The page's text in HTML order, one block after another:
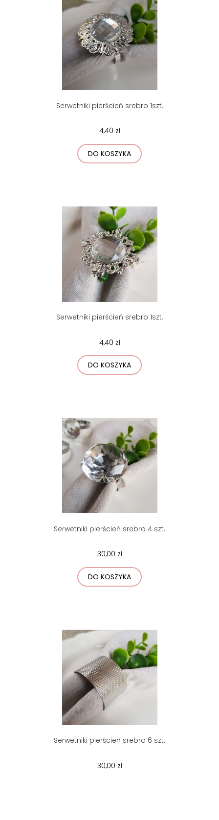
Serwetniki pierścień srebro 1szt.
4,40 zł
DO KOSZYKA
Serwetniki pierścień srebro 1szt.
4,40 zł
DO KOSZYKA
Serwetniki pierścień srebro 4 szt.
30,00 zł
DO KOSZYKA
Serwetniki pierścień srebro 6 szt.
30,00 zł